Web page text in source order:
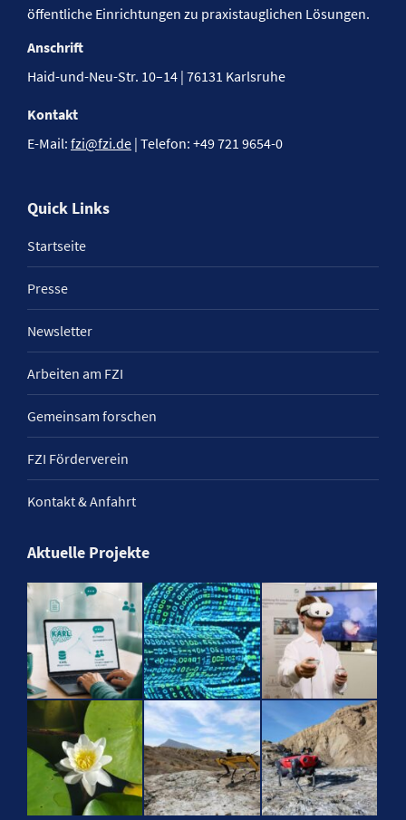
öffentliche Einrichtungen zu praxistauglichen Lösungen.
Anschrift
Haid-und-Neu-Str. 10–14 | 76131 Karlsruhe
Kontakt
E-Mail: fzi@fzi.de | Telefon: +49 721 9654-0
Quick Links
Startseite
Presse
Newsletter
Arbeiten am FZI
Gemeinsam forschen
FZI Förderverein
Kontakt & Anfahrt
Aktuelle Projekte